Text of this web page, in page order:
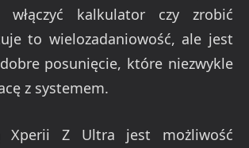
włączyć kalkulator czy zrobić
to wielozadaniowość, ale jest
posunięcie, które niezwykle
z systemem.
Xperii Z Ultra jest możliwość